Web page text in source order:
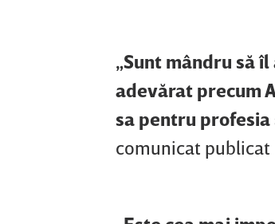
„Sunt mândru să
adevărat precum
sa pentru profesia
comunicat publicat